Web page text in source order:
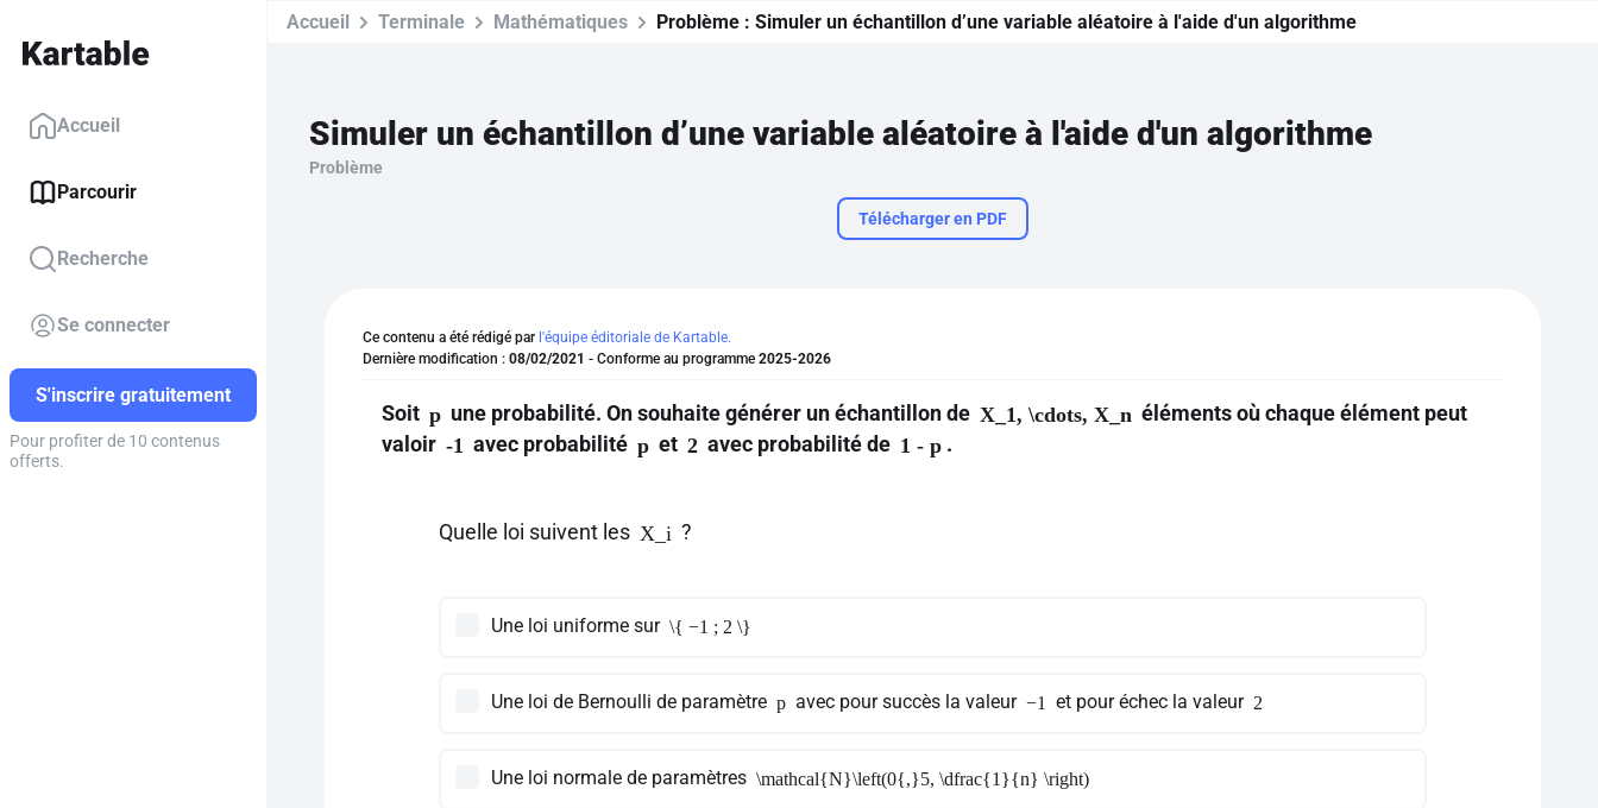
Accueil
Parcourir
Recherche
Se connecter
S'inscrire gratuitement
Pour profiter de 10 contenus
offerts.
Accueil Terminale Mathématiques Problème : Simuler un échantillon d’une variable aléatoire à l'aide d'un algorithme
Simuler un échantillon d’une variable aléatoire à l'aide d'un algorithme
Problème
Télécharger en PDF
Ce contenu a été rédigé par l'équipe éditoriale de Kartable.
Dernière modification : 08/02/2021 - Conforme au programme 2025-2026
Soit p une probabilité. On souhaite générer un échantillon de X_1, \cdots, X_n éléments où chaque élément peut
valoir -1 avec probabilité p et 2 avec probabilité de 1 - p .
Quelle loi suivent les X_i ?
Une loi uniforme sur \{ −1 ; 2 \}
Une loi de Bernoulli de paramètre p avec pour succès la valeur −1 et pour échec la valeur 2
Une loi normale de paramètres \mathcal{N}\left(0{,}5, \dfrac{1}{n} \right)